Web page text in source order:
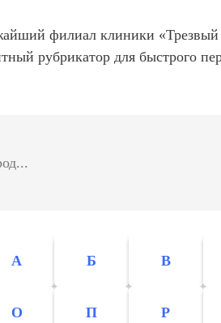
филиал клиники «Трезвый
рубрикатор для быстрого
А Б В
О П Р